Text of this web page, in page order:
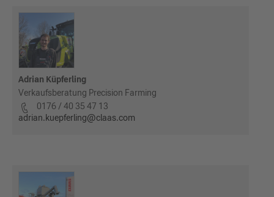
Adrian Küpferling
Verkaufsberatung Precision Farming
0176 / 40 35 47 13
adrian.kuepferling@claas.com